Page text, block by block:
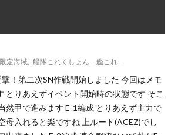
定海域 艦隊これくしょん－艦これ－
！第二次SN作戦開始しました 今回はメモ
とりあえずイベント開始時の状態です そこ
然甲で進みます E-1編成 とりあえず主力で
母入れると楽ですね 上ルート(ACEZ)でし